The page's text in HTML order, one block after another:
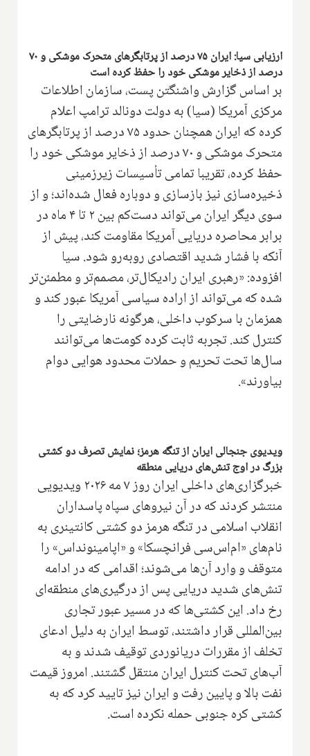
ارزیابی سیا: ایران ۷۵ درصد از پرتابگرهای متحرک موشکی و ۷۰
درصد از ذخایر موشکی خود را حفظ کرده است
بر اساس گزارش واشنگتن پست، سازمان اطلاعات
مرکزی آمریکا (سیا) به دولت دونالد ترامپ اعلام
کرده که ایران همچنان حدود ۷۵ درصد از پرتابگرهای
متحرک موشکی و ۷۰ درصد از ذخایر موشکی خود را
حفظ کرده، تقریبا تمامی تأسیسات زیرزمینی
ذخیره‌سازی نیز بازسازی و دوباره فعال شده‌اند؛ و از
سوی دیگر ایران می‌تواند دست‌کم بین ۲ تا ۴ ماه در
برابر محاصره دریایی آمریکا مقاومت کند، پیش از
آنکه با فشار شدید اقتصادی روبه‌رو شود. سیا
افزوده: «رهبری ایران رادیکال‌تر، مصمم‌تر و مطمئن‌تر
شده که می‌تواند از اراده سیاسی آمریکا عبور کند و
همزمان با سرکوب داخلی، هرگونه نارضایتی را
کنترل کند. تجربه ثابت کرده کومت‌ها می‌توانند
سال‌ها تحت تحریم و حملات محدود هوایی دوام
بیاورند».
ویدیوی جنجالی ایران از تنگه هرمز؛ نمایش تصرف دو کشتی
بزرگ در اوج تنش‌های دریایی منطقه
خبرگزاری‌های داخلی ایران روز ۷ مه ۲۰۲۶ ویدیویی
منتشر کردند که در آن نیروهای سپاه پاسداران
انقلاب اسلامی در تنگه هرمز دو کشتی کانتینری به
نام‌های «ام‌اس‌سی فرانچسکا» و «اپامینونداس» را
متوقف و وارد آن‌ها می‌شوند؛ اقدامی که در ادامه
تنش‌های شدید دریایی پس از درگیری‌های منطقه‌ای
رخ داد. این کشتی‌ها که در مسیر عبور تجاری
بین‌المللی قرار داشتند، توسط ایران به دلیل ادعای
تخلف از مقررات دریانوردی توقیف شدند و به
آب‌های تحت کنترل ایران منتقل گشتند. امروز قیمت
نفت بالا و پایین رفت و ایران نیز تایید کرد که به
کشتی کره جنوبی حمله نکرده است.